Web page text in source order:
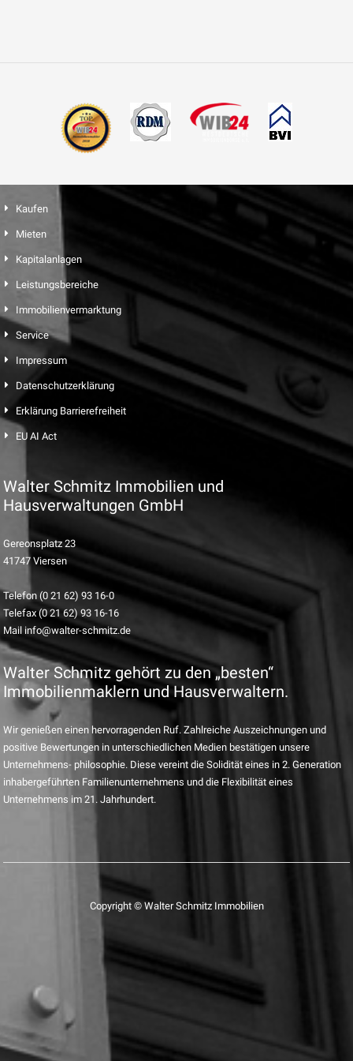
Kaufen
Mieten
Kapitalanlagen
Leistungsbereiche
Immobilienvermarktung
Service
Impressum
Datenschutzerklärung
Erklärung Barrierefreiheit
EU AI Act
Walter Schmitz Immobilien und
Hausverwaltungen GmbH
Gereonsplatz 23
41747 Viersen
Telefon (0 21 62) 93 16-0
Telefax (0 21 62) 93 16-16
Mail info@walter-schmitz.de
Walter Schmitz gehört zu den „besten“
Immobilienmaklern und Hausverwaltern.
Wir genießen einen hervorragenden Ruf. Zahlreiche Auszeichnungen und
positive Bewertungen in unterschiedlichen Medien bestätigen unsere
Unternehmens- philosophie. Diese vereint die Solidität eines in 2. Generation
inhabergeführten Familienunternehmens und die Flexibilität eines
Unternehmens im 21. Jahrhundert.
Copyright © Walter Schmitz Immobilien